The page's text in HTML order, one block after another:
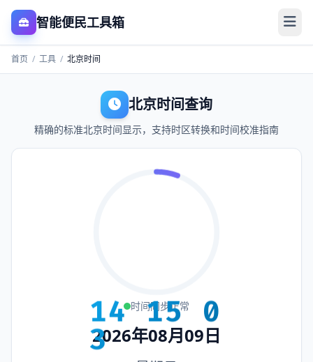
智能便民工具箱
首页 / 工具 / 北京时间
北京时间查询
精确的标准北京时间显示，支持时区转换和时间校准指南
14:15: 0
3
时间同步正常
2026年08月09日